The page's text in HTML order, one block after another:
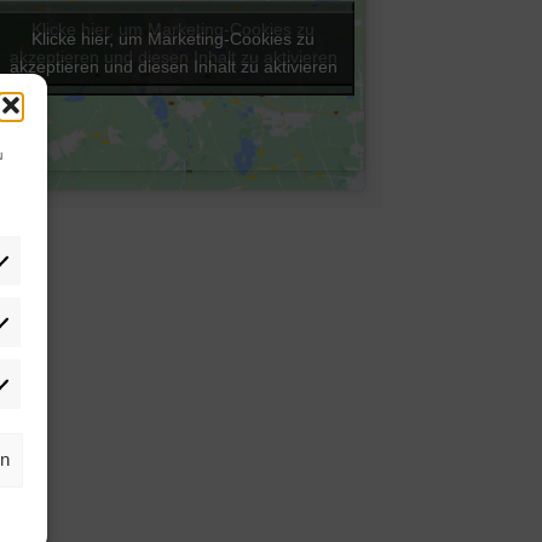
Klicke hier, um Marketing-Cookies zu
akzeptieren und diesen Inhalt zu aktivieren
Klicke hier, um Marketing-Cookies zu
akzeptieren und diesen Inhalt zu aktivieren